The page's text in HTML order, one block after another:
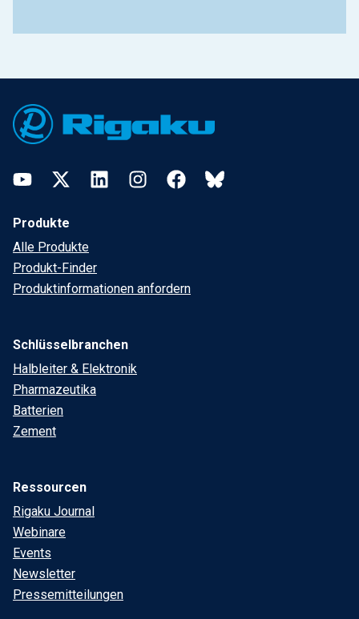
YouTubeTwitter LinkedInInstagramFacebookBluesky
Produkte
Alle Produkte
Produkt-Finder
Produktinformationen anfordern
Schlüsselbranchen
Halbleiter & Elektronik
Pharmazeutika
Batterien
Zement
Ressourcen
Rigaku Journal
Webinare
Events
Newsletter
Pressemitteilungen